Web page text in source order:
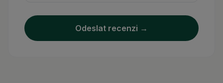
Odeslat recenzi →